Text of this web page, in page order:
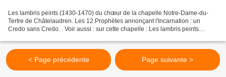
Les lambris peints (1430-1470) du chœur de la chapelle Notre-Dame-du-
Tertre de Châtelaudren. Les 12 Prophètes annonçant l'Incarnation : un
Credo sans Credo. . Voir aussi : sur cette chapelle : Les lambris peints
< Page précédente Page suivante >